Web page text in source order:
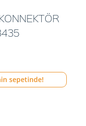
sepetinde!